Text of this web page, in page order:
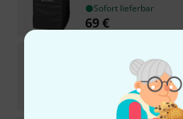
Sofort lieferbar
69€
In 4–5 Wochen lieferbar